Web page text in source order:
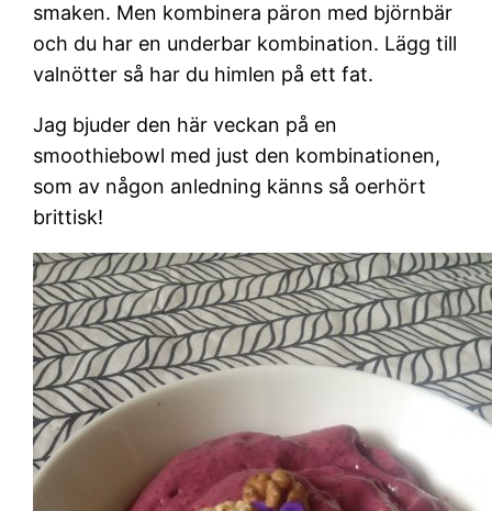
smaken. Men kombinera päron med björnbär
och du har en underbar kombination. Lägg till
valnötter så har du himlen på ett fat.
Jag bjuder den här veckan på en
smoothiebowl med just den kombinationen,
som av någon anledning känns så oerhört
brittisk!